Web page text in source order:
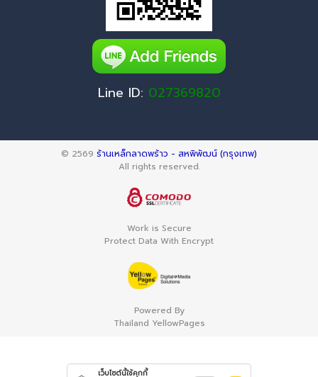
Line ID: 027369820
© 2569 ร้านเหล็กลาดพร้าว - สหพิพัฒน์ (กรุงเทพ)
All rights reserved.
Work is Secure
Protect Data With Encrypt
Powered By
Thailand YellowPages
เว็บไซต์นี้ใช้คุกกี้